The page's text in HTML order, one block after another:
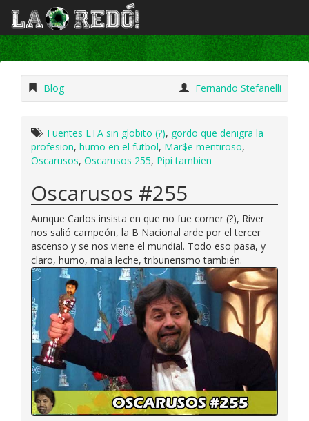
Blog Fernando Stefanelli
Fuentes LTA sin globito (?), gordo que denigra la
profesion, humo en el futbol, Mar$e mentiroso,
Oscarusos, Oscarusos 255, Pipi tambien
Oscarusos #255
Aunque Carlos insista en que no fue corner (?), River
nos salió campeón, la B Nacional arde por el tercer
ascenso y se nos viene el mundial. Todo eso pasa, y
claro, humo, mala leche, tribunerismo también.